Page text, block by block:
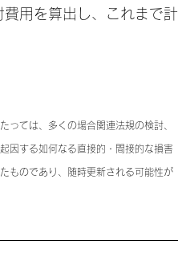
用を算出し、これまで計
っては、多くの場合関連法規の検討、
因する如何なる直接的・間接的な損害
ものであり、随時更新される可能性が